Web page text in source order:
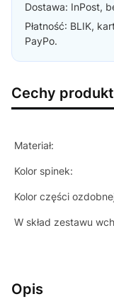
Dostawa: InPost,
Płatność: BLIK,
PayPo.
Cechy
Materiał:
Kolor spinek:
Kolor części
W skład zestawu
Opis